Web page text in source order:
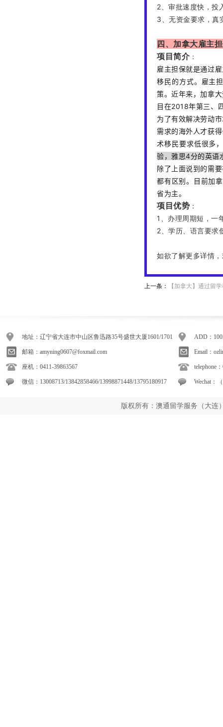
2、审批速度快，投
3、无资金要求，真
四、加拿大雇主
项目简介 ：
雇主担保就是通过
移民的方式。 雇主
策。近年来，加拿
目在2018年第三、
为了有效解决劳动
需求的海外人才获
术移民要求低很多
验，雅思4分的英语
除了上面说到的需
都有区别。
目前加
省为主。
项目优势 ：
1、办理周期短，一
2、学历、语言要求
如欲了解更多详情
上一条： 【加拿大】通过留
地址：辽宁省大连市中山区鲁迅路35号盛世大厦1601/1701
邮箱：amyning0607@foxmail.com
座机：0411-39863567
微信：13008713/13842858466/13998871448/13795180917
ADD：
Email：
telephone
Wechat：
版权所有：澳通留学服务（大